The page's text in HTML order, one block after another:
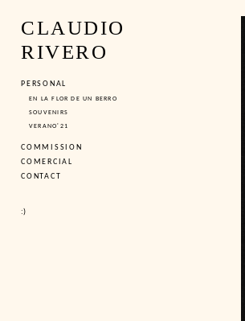
CLAUDIO
RIVERO
PERSONAL
EN LA FLOR DE UN BERRO
SOUVENIRS
VERANO'21
COMMISSION
COMERCIAL
CONTACT
:)